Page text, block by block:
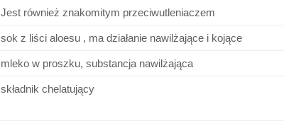
Jest również znakomitym przeciwutleniaczem
sok z liści aloesu , ma działanie nawilżające i kojące
mleko w proszku, substancja nawilżająca
składnik chelatujący